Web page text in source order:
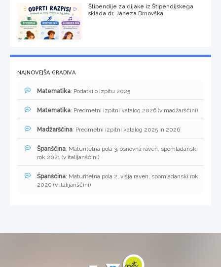
Štipendije za dijake iz Štipendijskega
sklada dr. Janeza Drnovška
NAJNOVEJŠA GRADIVA
Matematika: Podatki o izpitu 2025
Matematika: Predmetni izpitni katalog 2026 (v madžarščini)
Madžarščina: Predmetni izpitni katalog 2025 in 2026
Španščina: Maturitetna pola 3, osnovna raven, spomladanski
rok 2021 (v italijanščini)
Španščina: Maturitetna pola 2, višja raven, spomladanski rok
2020 (v italijanščini)